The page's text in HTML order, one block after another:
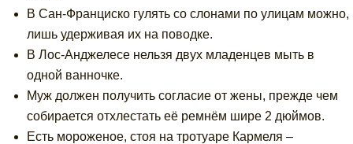
В Сан-Франциско гулять со слонами по улицам можно,
лишь удерживая их на поводке.
В Лос-Анджелесе нельзя двух младенцев мыть в
одной ванночке.
Муж должен получить согласие от жены, прежде чем
собирается отхлестать её ремнём шире 2 дюймов.
Есть мороженое, стоя на тротуаре Кармеля –